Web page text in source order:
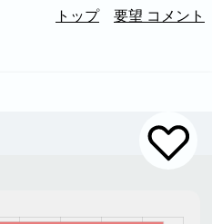
トップ 要望 コメント